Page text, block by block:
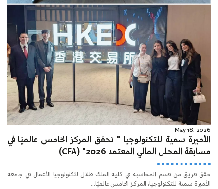
May 18, 2026
الأميرة سمية للتكنولوجيا " تحقق المركز الخامس عالميًا في
مسابقة المحلل المالي المعتمد 2026" (CFA)
حقق فريق من قسم المحاسبة في كلية الملك طلال لتكنولوجيا الأعمال في جامعة
الأميرة سمية للتكنولوجيا، المركز الخامس عالميًا...